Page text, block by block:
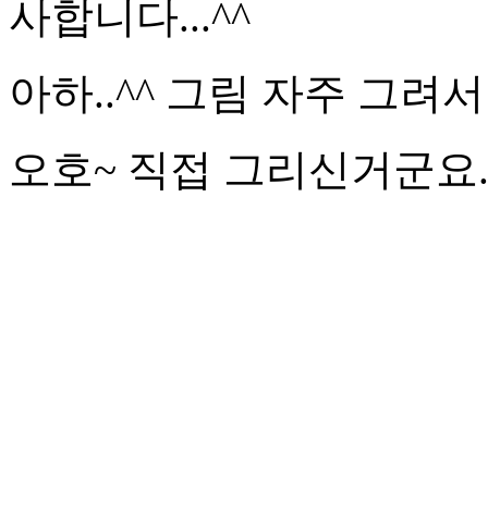
사합니다...^^
아하..^^ 그림 자주 그려
오호~ 직접 그리신거군